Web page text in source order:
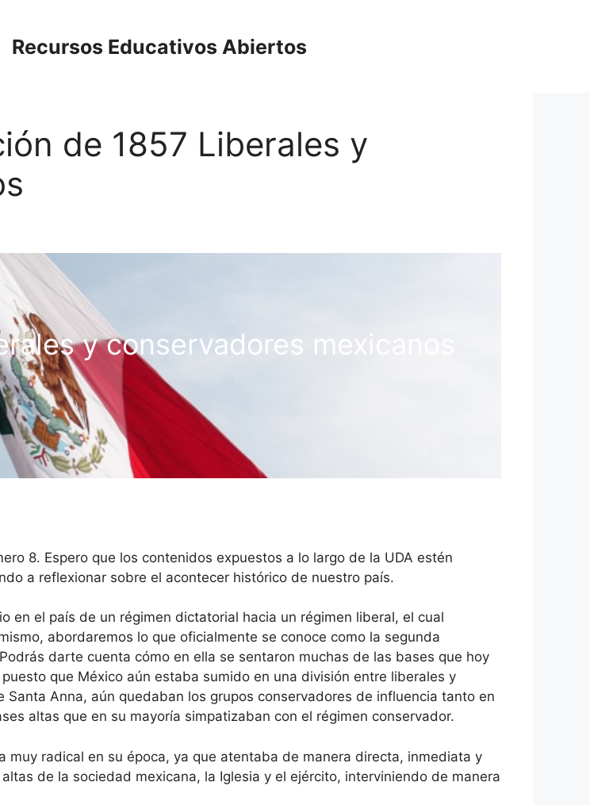
Recursos Educativos Abiertos
de 1857 Liberales y
y conservadores mexicanos
8. Espero que los contenidos expuestos a lo largo de la UDA estén
a reflexionar sobre el acontecer histórico de nuestro país.
en el país de un régimen dictatorial hacia un régimen liberal, el cual
abordaremos lo que oficialmente se conoce como la segunda
darte cuenta cómo en ella se sentaron muchas de las bases que hoy
que México aún estaba sumido en una división entre liberales y
Anna, aún quedaban los grupos conservadores de influencia tanto en
altas que en su mayoría simpatizaban con el régimen conservador.
radical en su época, ya que atentaba de manera directa, inmediata y
de la sociedad mexicana, la Iglesia y el ejército, interviniendo de manera